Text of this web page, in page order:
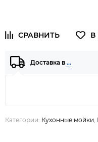
Доставка в …
Категории: Кухонные мойки,